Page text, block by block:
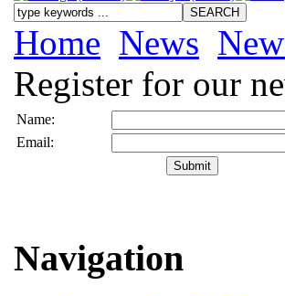
Home News
Register for our
Name:
Email:
Navigation